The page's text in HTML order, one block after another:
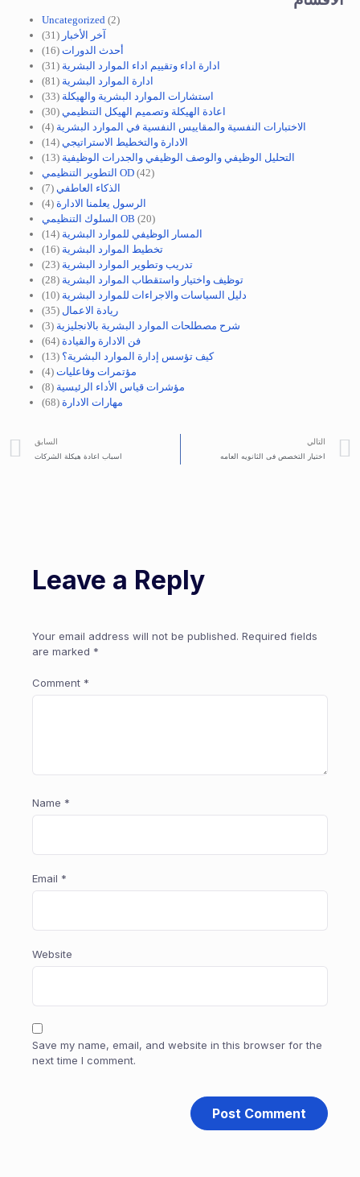
Uncategorized (2)
آخر الأخبار (31)
أحدث الدورات (16)
ادارة اداء وتقييم اداء الموارد البشرية (31)
ادارة الموارد البشرية (81)
استشارات الموارد البشرية والهيكلة (33)
اعادة الهيكلة وتصميم الهيكل التنظيمي (30)
الاختبارات النفسية والمقاييس النفسية في الموارد البشرية (4)
الادارة والتخطيط الاستراتيجي (14)
التحليل الوظيفي والوصف الوظيفي والجدرات الوظيفية (13)
التطوير التنظيمي OD (42)
الذكاء العاطفي (7)
الرسول يعلمنا الادارة (4)
السلوك التنظيمي OB (20)
المسار الوظيفي للموارد البشرية (14)
تخطيط الموارد البشرية (16)
تدريب وتطوير الموارد البشرية (23)
توظيف واختيار واستقطاب الموارد البشرية (28)
دليل السياسات والاجراءات للموارد البشرية (10)
ريادة الاعمال (35)
شرح مصطلحات الموارد البشرية بالانجليزية (3)
فن الادارة والقيادة (64)
كيف تؤسس إدارة الموارد البشرية؟ (13)
مؤتمرات وفاعليات (4)
مؤشرات قياس الأداء الرئيسية (8)
مهارات الادارة (68)
السابق
اسباب اعادة هيكلة الشركات
التالي
اختيار التخصص فى الثانويه العامه
Leave a Reply
Your email address will not be published. Required fields
are marked *
Comment *
Name *
Email *
Website
Save my name, email, and website in this browser for the
next time I comment.